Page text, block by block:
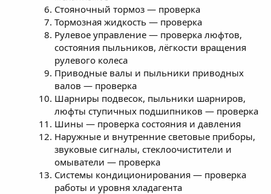
Стояночный тормоз — проверка
Тормозная жидкость — проверка
Рулевое управление — проверка люфтов,
состояния пыльников, лёгкости вращения
рулевого колеса
Приводные валы и пыльники приводных
валов — проверка
Шарниры подвесок, пыльники шарниров,
люфты ступичных подшипников — проверка
Шины — проверка состояния и давления
Наружные и внутренние световые приборы,
звуковые сигналы, стеклоочистители и
омыватели — проверка
Системы кондиционирования — проверка
работы и уровня хладагента